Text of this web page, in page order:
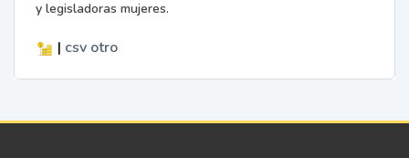
y legisladoras mujeres.
| csv otro